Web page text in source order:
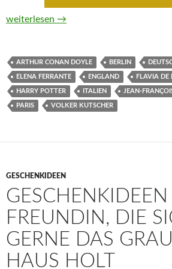
Geschenkideen für Tante Erna, für die
weiterlesen →
ARTHUR CONAN DOYLE BERLIN
ELENA FERRANTE ENGLAND FLAVIA DE
HARRY POTTER ITALIEN JEAN-
PARIS VOLKER KUTSCHER
GESCHENKIDEEN
FREUNDIN, DIE
GERNE DAS
HAUS HOLT